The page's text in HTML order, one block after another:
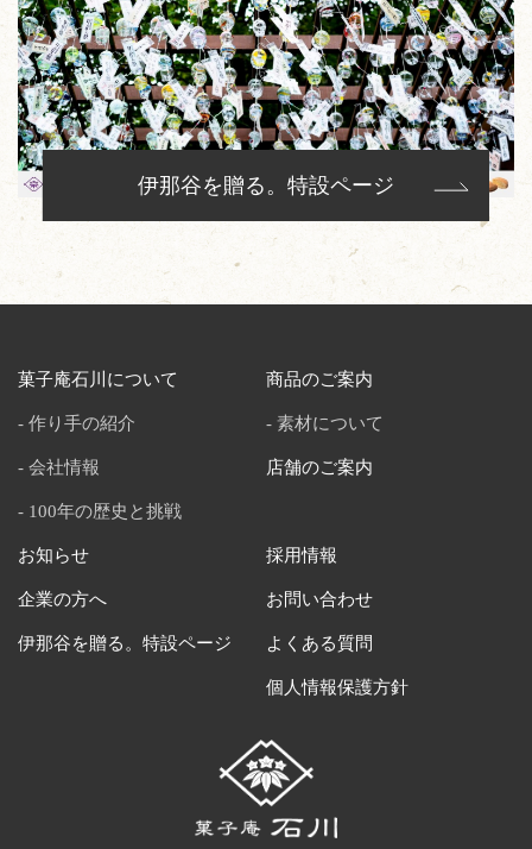
伊那谷を贈る。特設ページ
菓子庵石川について
作り手の紹介
会社情報
100年の歴史と挑戦
商品のご案内
素材について
店舗のご案内
お知らせ
企業の方へ
伊那谷を贈る。特設ページ
採用情報
お問い合わせ
よくある質問
個人情報保護方針